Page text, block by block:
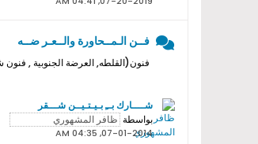
فــن الـمــحاورة والــعـر ضــه
فنون(القلطه, العرضة الجنوبية ,
شــــارك بــِ بـيـتـيــن شـــقر
بواسطة
07-01-2014, 04:35 AM